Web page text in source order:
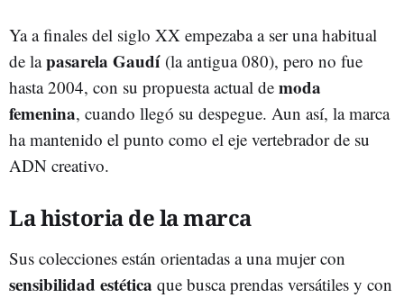
Ya a finales del siglo XX empezaba a ser una habitual
de lapasarela Gaudí (la antigua 080), pero no fue
hasta 2004, con su propuesta actual de moda
femenina, cuando llegó su despegue. Aun así, la marca
ha mantenido el punto como el eje vertebrador de su
ADN creativo.
La historia de la marca
Sus colecciones están orientadas a una mujer con
sensibilidad estética que busca prendas versátiles y con